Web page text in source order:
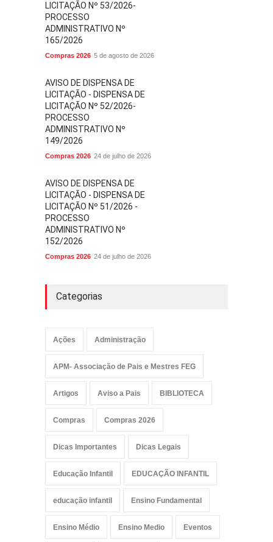
LICITAÇÃO Nº 53/2026-
PROCESSO
ADMINISTRATIVO Nº
165/2026
Compras 2026 5 de agosto de 2026
AVISO DE DISPENSA DE
LICITAÇÃO - DISPENSA DE
LICITAÇÃO Nº 52/2026-
PROCESSO
ADMINISTRATIVO Nº
149/2026
Compras 2026 24 de julho de 2026
AVISO DE DISPENSA DE
LICITAÇÃO - DISPENSA DE
LICITAÇÃO Nº 51/2026 -
PROCESSO
ADMINISTRATIVO Nº
152/2026
Compras 2026 24 de julho de 2026
Categorias
Ações Administração
APM- Associação de Pais e Mestres FEG
Artigos Aviso a Pais BIBLIOTECA
Compras Compras 2026
Dicas Importantes Dicas Legais
Educação Infantil EDUCAÇÃO INFANTIL
educação infantil Ensino Fundamental
Ensino Médio Ensino Medio Eventos